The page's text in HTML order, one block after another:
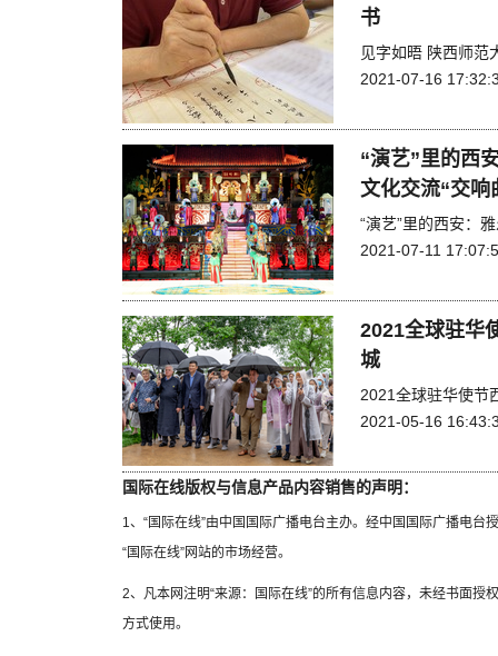
书
见字如晤 陕西师范
2021-07-16
“演艺”里的西
文化交流“交响
“演艺”里的西安：
2021-07-11
2021全球驻华
城
2021全球驻华使节
2021-05-16
国际在线版权与信息产品内容销售的声明：
1、“国际在线”由中国国际广播电台主办。经中国国际广播电
“国际在线”网站的市场经营。
2、凡本网注明“来源：国际在线”的所有信息内容，未经书面
方式使用。